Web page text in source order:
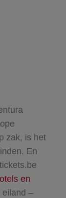
zak, is het
En
en
–